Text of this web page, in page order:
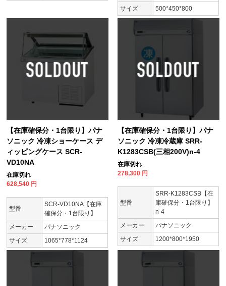
サイズ
500*450*800
【在庫確保分・1台限り】パナ
ソニック 冷凍ショーケース デ
ィッピングケース SCR-
VD10NA
在庫切れ
628,540 円
型番
SCR-VD10NA【在庫
確保分・1台限り】
メーカー
パナソニック
サイズ
1065*778*1124
【在庫確保分・1台限り】パナ
ソニック 冷凍冷蔵庫 SRR-
K1283CSB(三相200V)n-4
在庫切れ
278,300 円
型番
SRR-K1283CSB【在
庫確保分・1台限り】
n-4
メーカー
パナソニック
サイズ
1200*800*1950